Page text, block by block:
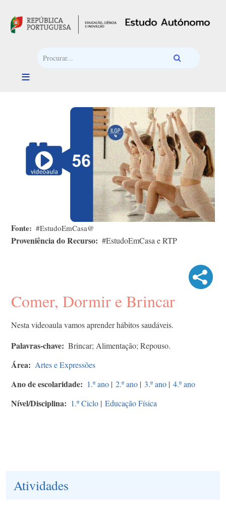
Fonte #EstudoEmCasa@
Proveniência do Recurso #EstudoEmCasa e RTP
Comer, Dormir e Brincar
Nesta videoaula vamos aprender hábitos saudáveis.
Palavras-chave Brincar; Alimentação; Repouso.
Área Artes e Expressões
Ano de escolaridade 1.º ano | 2.º ano | 3.º ano | 4.º ano
Nível/Disciplina 1.º Ciclo | Educação Física
Atividades